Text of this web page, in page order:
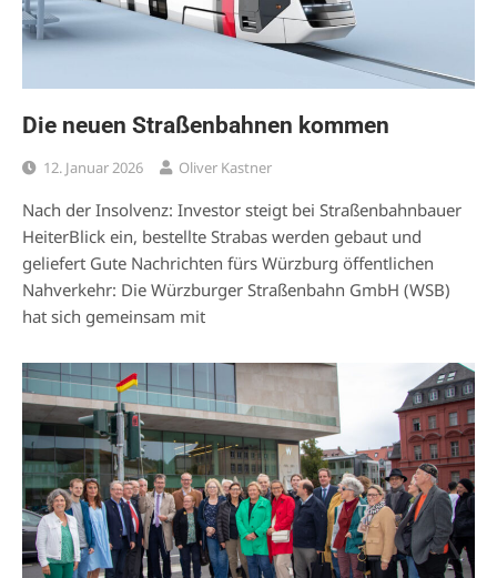
Die neuen Straßenbahnen kommen
12. Januar 2026 Oliver Kastner
Nach der Insolvenz: Investor steigt bei Straßenbahnbauer
HeiterBlick ein, bestellte Strabas werden gebaut und
geliefert Gute Nachrichten fürs Würzburg öffentlichen
Nahverkehr: Die Würzburger Straßenbahn GmbH (WSB)
hat sich gemeinsam mit